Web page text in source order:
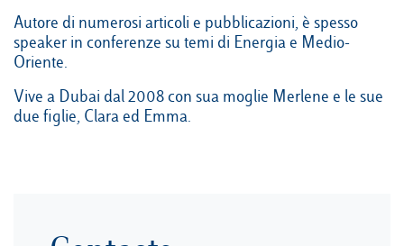
Autore di numerosi articoli e pubblicazioni, è spesso
speaker in conferenze su temi di Energia e Medio-
Oriente.
Vive a Dubai dal 2008 con sua moglie Merlene e le sue
due figlie, Clara ed Emma.